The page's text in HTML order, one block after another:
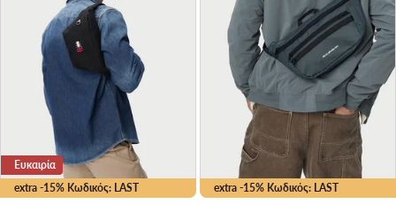
extra -15% Κωδικός: LAST
Ευκαιρία
extra -15% Κωδικός: LAST